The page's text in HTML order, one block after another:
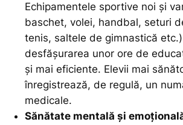
Echipamentele sportive noi și
baschet, volei, handbal, seturi
tenis, saltele de gimnastică
desfășurarea unor ore de
și mai eficiente. Elevii mai
înregistrează, de regulă, un
medicale.
Sănătate mentală și